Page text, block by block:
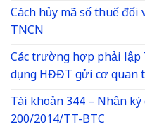
Cách hủy mã số thuế
TNCN
Các trường hợp phải
dụng HĐĐT gửi cơ quan
Tài khoản 344 – Nhận
200/2014/TT-BTC